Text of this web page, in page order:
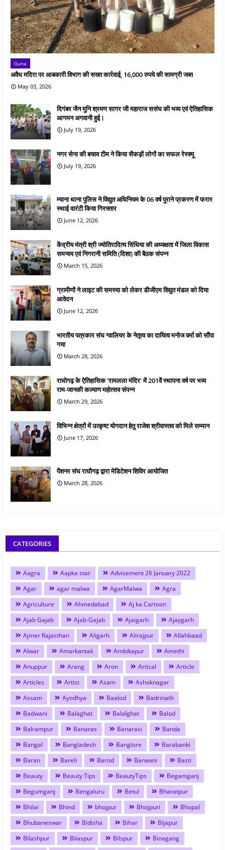
Guna
अवैध मदिरा पर आबकारी विभाग की सख्त कार्रवाई, 16,000 रुपये की सामग्री जब्त
May 03, 2026
दिगंबर जैन मुनि श्रमण सागर जी महाराज ससंघ की भव्य एवं ऐतिहासिक
आगमन अगवानी हुई।
July 19, 2026
नगर सेना की बचाव टीम ने किया सैकड़ों लोगों का सफल रेस्क्यू
July 19, 2026
म्याना थाना पुलिस ने विद्युत अधिनियम के 06 वर्ष पुराने प्रकरण में फरार
स्थाई वारंटी किया गिरफ्तार
June 12, 2026
केंद्रीय मंत्री श्री ज्योतिरादित्य सिंधिया की अध्यक्षता में जिला विकास
समन्वय एवं निगरानी समिति (दिशा) की बैठक संपन्न
March 15, 2026
ग्रामीणों ने लाइट की समस्या को लेकर डीजीएम विद्युत मंडल को दिया
आवेदन
June 12, 2026
भारतीय पत्रकार संघ ग्वालियर के नेतृत्व का दायित्व मनोज वर्मा को सौंपा
गया
March 28, 2026
राघोगढ़ के ऐतिहासिक 'रामलला मंदिर' में 201वें स्थापना वर्ष पर भव्य
राम-जानकी कल्याण महोत्सव संपन्न
March 29, 2026
विभिन्न क्षेत्रों में उत्कृष्ट योगदान हेतु राजेश श्रीवास्तव को मिले सम्मान
June 17, 2026
पेंशनर संघ राघौगढ़ द्वारा मेडिटेशन शिविर आयोजित
March 28, 2026
CATEGORIES
Aagra Aapka star
Advisement 26 January 2022
Agar
agar malwa AgarMalwa
Agra
Agriculture
Ahmedabad
Aj ka Cartoon
Ajab Gajab
Ajab-Gajab Ajaigarh
Ajaygarh
Ajmer Rajasthan
Aligarh Alirajpur
Allahbaad
Alwar
Amarkantak Ambikapur
Amethi
Anuppur
Arang Aron Artical
Article
Articles
Artist Asam
Ashoknagar
Assam
Ayodhya Baalod
Badrinath
Badwani
Balaghat Balalghat
Balod
Balrampur
Banaras Banarasi
Banda
Bangal
Bangladesh Banglore
Barabanki
Baran
Bareli Barod Barwani
Basti
Beauty
Beauty Tips BeautyTips
Begamganj
Begumganj
Bengaluru Betul
Bharatpur
Bhilai
Bhind bhojpur Bhojpuri
Bhopal
Bhubaneswar
Bidisha Bihar
Bijapur
Bilashpur
Bilaspur Bilspur
Binagang